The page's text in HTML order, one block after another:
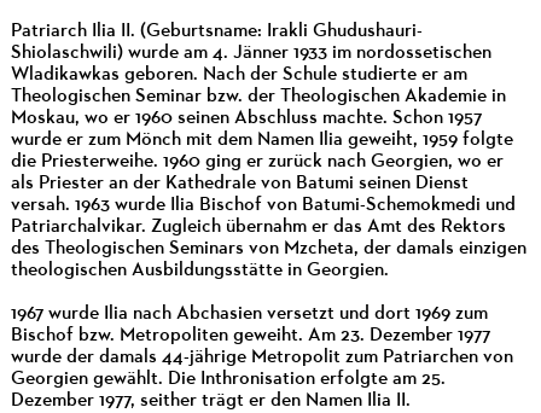
Patriarch Ilia II. (Geburtsname: Irakli Ghudushauri-
Shiolaschwili) wurde am 4. Jänner 1933 im nordossetischen
Wladikawkas geboren. Nach der Schule studierte er am
Theologischen Seminar bzw. der Theologischen Akademie in
Moskau, wo er 1960 seinen Abschluss machte. Schon 1957
wurde er zum Mönch mit dem Namen Ilia geweiht, 1959 folgte
die Priesterweihe. 1960 ging er zurück nach Georgien, wo er
als Priester an der Kathedrale von Batumi seinen Dienst
versah. 1963 wurde Ilia Bischof von Batumi-Schemokmedi und
Patriarchalvikar. Zugleich übernahm er das Amt des Rektors
des Theologischen Seminars von Mzcheta, der damals einzigen
theologischen Ausbildungsstätte in Georgien.
1967 wurde Ilia nach Abchasien versetzt und dort 1969 zum
Bischof bzw. Metropoliten geweiht. Am 23. Dezember 1977
wurde der damals 44-jährige Metropolit zum Patriarchen von
Georgien gewählt. Die Inthronisation erfolgte am 25.
Dezember 1977, seither trägt er den Namen Ilia II.